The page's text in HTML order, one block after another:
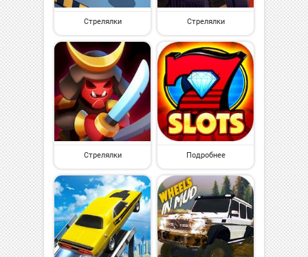
Стрелялки Стрелялки
Стрелялки Подробнее